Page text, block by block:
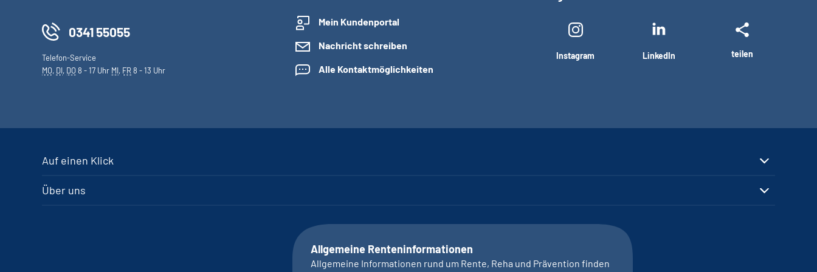
0341 55055
Telefon-Service
MO, DI, DO8 - 17 Uhr MI, FR8 - 13 Uhr
Mein Kundenportal
Nachricht schreiben
Alle Kontaktmöglichkeiten
Instagram LinkedIn teilen
Auf einen Klick
Über uns
Allgemeine Renteninformationen
Allgemeine Informationen rund um Rente, Reha und Prävention finden